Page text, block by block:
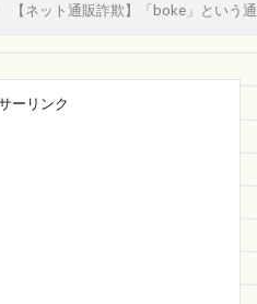
【ネット通販詐欺】「boke」という
ーリンク